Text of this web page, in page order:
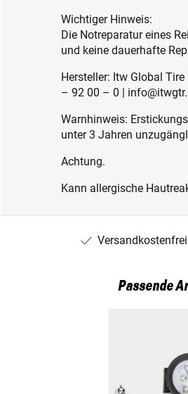
Wichtiger Hinweis:
Die Notreparatur eines
und keine dauerhafte
Hersteller: Itw Global
– 92 00 – 0 |
Warnhinweis:
unter 3 Jahren
Achtung.
Kann allergische
Passende